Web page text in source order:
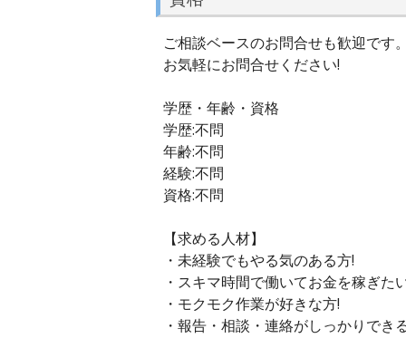
ご相談ベースのお問合せも歓迎です。
お気軽にお問合せください!
学歴・年齢・資格
学歴:不問
年齢:不問
経験:不問
資格:不問
【求める人材】
・未経験でもやる気のある方!
・スキマ時間で働いてお金を稼ぎた
・モクモク作業が好きな方!
・報告・相談・連絡がしっかりでき